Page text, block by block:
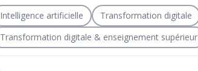
Intelligence artificielle Transformation digitale
Transformation digitale & enseignement supérieur